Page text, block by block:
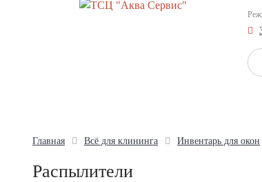
Главная Всё для клининга Инвентарь для окон
Распылители